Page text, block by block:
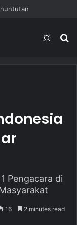
Switch
Pengacara di
16 2 minutes read